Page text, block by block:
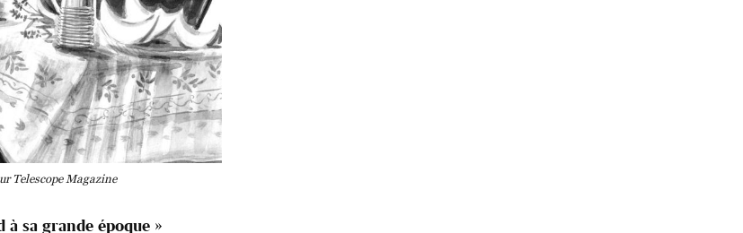
Telescope Magazine
à sa grande époque »